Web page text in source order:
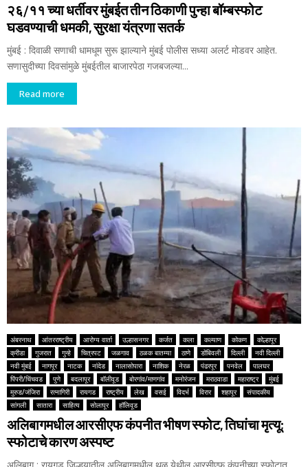
२६/११ च्या धर्तीवर मुंबईत तीन ठिकाणी पुन्हा बॉम्बस्फोट
घडवण्याची धमकी, सुरक्षा यंत्रणा सतर्क
मुंबई : दिवाळी सणाची धामधूम सुरू झाल्याने मुंबई पोलीस सध्या अलर्ट मोडवर आहेत.
सणासुदीच्या दिवसांमुळे मुंबईतील बाजारपेठा गजबजल्या...
Read more
अंबरनाथ आंतरराष्ट्रीय आरोग्य वार्ता उल्हासनगर कर्जत कला कल्याण कोकण
कोल्हापूर
क्रीडा
गुजरात गुन्हे चित्रपट जळगाव ठळक बातम्या ठाणे डोंबिवली दिल्ली
नवी दिल्ली
नवी मुंबई
नागपूर नाटक नांदेड नालासोपारा नाशिक नेरळ पंढरपूर पनवेल
पालघर
पिंपरी/चिंचवड
पुणे बदलापूर बॉलीवूड बोरगांव/माणगांव मनोरंजन मराठवाडा महाराष्ट्र
मुंबई
मुरुड/जंजिरा
रत्नागिरी रायगड राष्ट्रीय लेख वसई विदर्भ विरार शहापूर
संपादकीय
सांगली
सातारा साहित्य सोलापूर हॉलिवूड
अलिबागमधील आरसीएफ कंपनीत भीषण स्फोट, तिघांचा मृत्यू;
स्फोटाचे कारण अस्पष्ट